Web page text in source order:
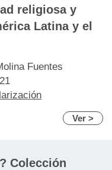
religiosa y
Latina y el
Fuentes
Ver >
Colección